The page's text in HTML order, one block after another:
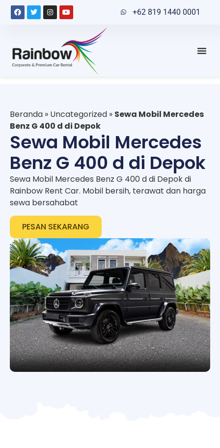
+62 819 1440 0001
Beranda » Uncategorized » Sewa Mobil Mercedes
Benz G 400 d di Depok
Sewa Mobil Mercedes
Benz G 400 d di Depok
Sewa Mobil Mercedes Benz G 400 d di Depok di
Rainbow Rent Car. Mobil bersih, terawat dan harga
sewa bersahabat
PESAN SEKARANG